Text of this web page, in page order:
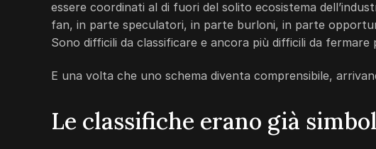
essere coordinati al di fuori del solito ecosistema
fan, in parte speculatori, in parte burloni, in parte
Sono difficili da classificare e ancora più difficili da
E una volta che uno schema diventa comprensibile,
Le classifiche erano già